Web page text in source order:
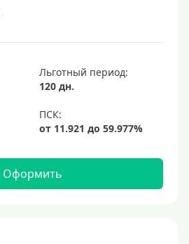
Льготный период:
120 дн.
Оформить